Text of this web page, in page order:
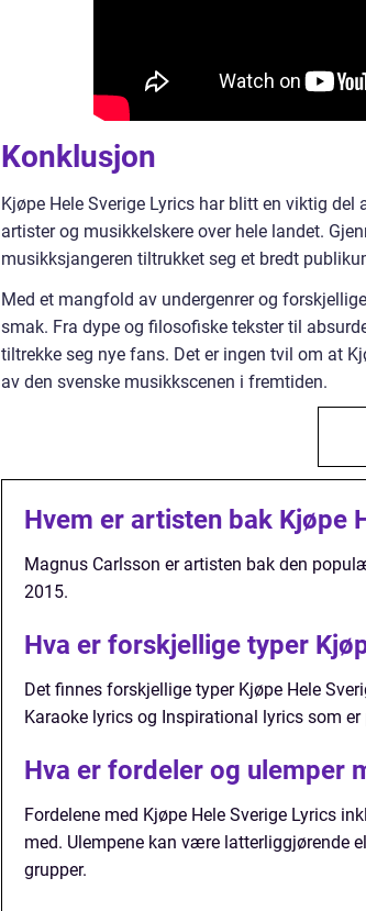
Konklusjon
Kjøpe Hele Sverige Lyrics har blitt en viktig
artister og musikkelskere over hele landet.
musikksjangeren tiltrukket seg et bredt
Med et mangfold av undergenrer og
smak. Fra dype og filosofiske tekster til
tiltrekke seg nye fans. Det er ingen tvil om at
av den svenske musikkscenen i fremtiden.
Hvem er artisten bak Kjøpe
Magnus Carlsson er artisten bak den
2015.
Hva er forskjellige typer
Det finnes forskjellige typer Kjøpe Hele
Karaoke lyrics og Inspirational lyrics som
Hva er fordeler og ulemper
Fordelene med Kjøpe Hele Sverige Lyrics
med. Ulempene kan være latterliggjørende
grupper.